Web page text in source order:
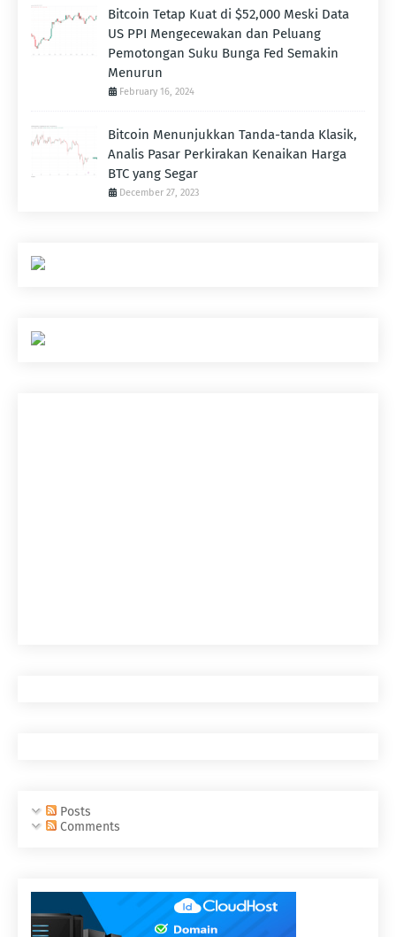
Bitcoin Tetap Kuat di $52,000 Meski Data
US PPI Mengecewakan dan Peluang
Pemotongan Suku Bunga Fed Semakin
Menurun
February 16, 2024
Bitcoin Menunjukkan Tanda-tanda Klasik,
Analis Pasar Perkirakan Kenaikan Harga
BTC yang Segar
December 27, 2023
Posts
Comments